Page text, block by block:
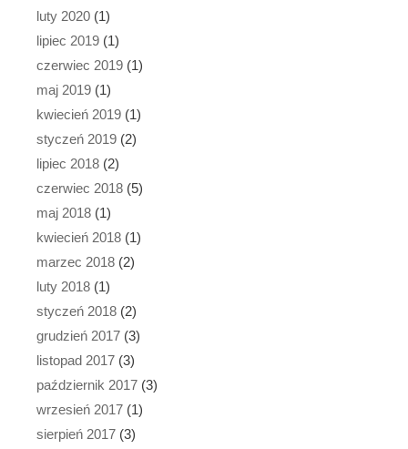
luty 2020 (1)
lipiec 2019 (1)
czerwiec 2019 (1)
maj 2019 (1)
kwiecień 2019 (1)
styczeń 2019 (2)
lipiec 2018 (2)
czerwiec 2018 (5)
maj 2018 (1)
kwiecień 2018 (1)
marzec 2018 (2)
luty 2018 (1)
styczeń 2018 (2)
grudzień 2017 (3)
listopad 2017 (3)
październik 2017 (3)
wrzesień 2017 (1)
sierpień 2017 (3)